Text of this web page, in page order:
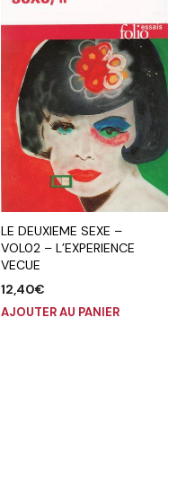
LE DEUXIEME SEXE –
VOL02 – L’EXPERIENCE
VECUE
12,40€
AJOUTER AU PANIER